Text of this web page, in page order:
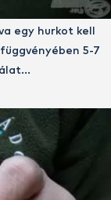
egy hurkot kell
5-7